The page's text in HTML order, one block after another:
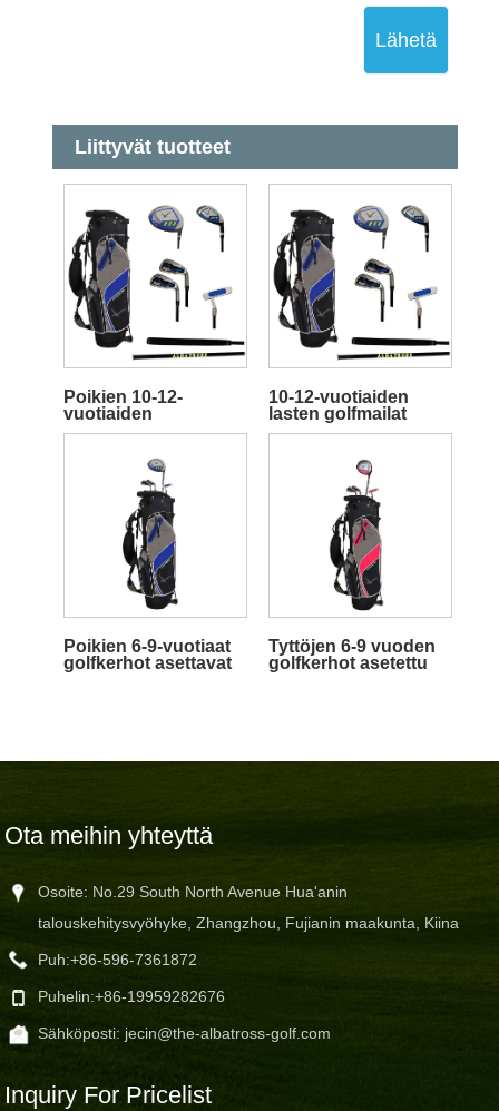
Lähetä
Liittyvät tuotteet
Poikien 10-12-
vuotiaiden
golfmailojen setti
10-12-vuotiaiden
lasten golfmailat
Poikien 6-9-vuotiaat
golfkerhot asettavat
Tyttöjen 6-9 vuoden
golfkerhot asetettu
Ota meihin yhteyttä
Osoite: No.29 South North Avenue Hua'anin
talouskehitysvyöhyke, Zhangzhou, Fujianin maakunta, Kiina
Puh:+86-596-7361872
Puhelin:+86-19959282676
Sähköposti: jecin@the-albatross-golf.com
Inquiry For Pricelist